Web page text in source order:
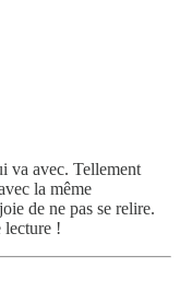
va avec. Tellement
la même
de ne pas se relire.
lecture !